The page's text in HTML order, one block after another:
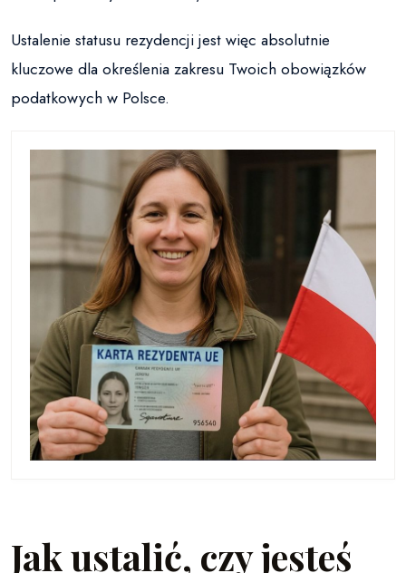
Ustalenie statusu rezydencji jest więc absolutnie
kluczowe dla określenia zakresu Twoich obowiązków
podatkowych w Polsce.
Jak ustalić, czy jesteś